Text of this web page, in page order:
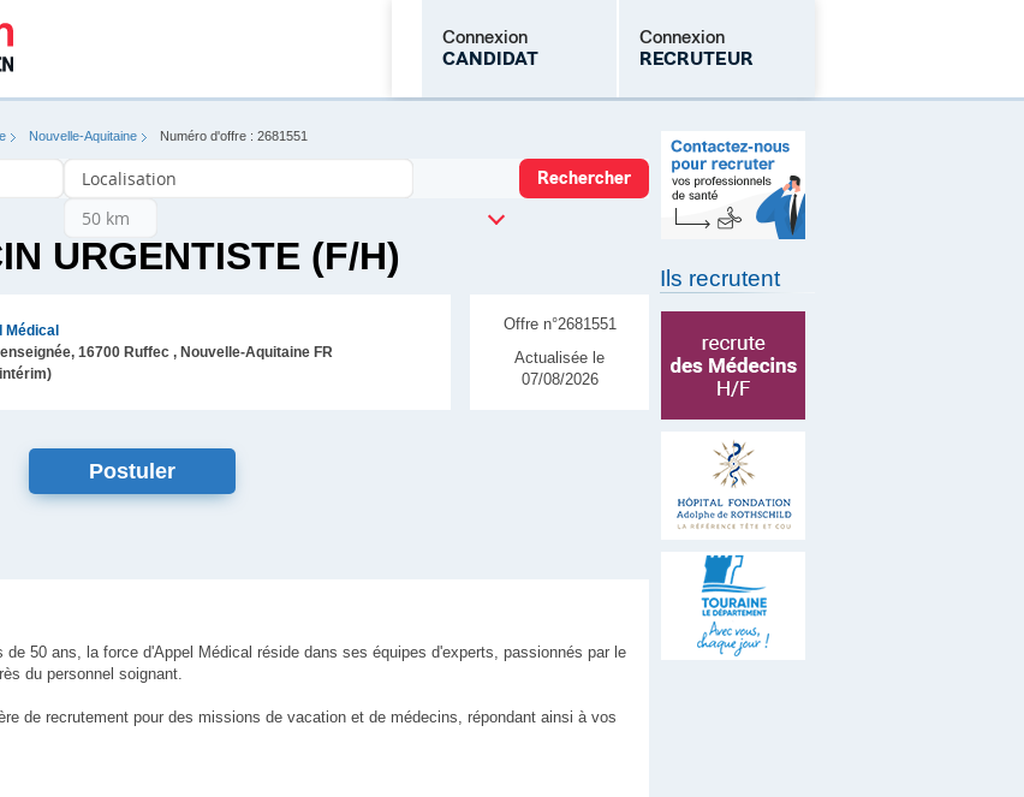
Connexion
CANDIDAT
Connexion
RECRUTEUR
Mot de passe oublié
Nouvelle-Aquitaine Numéro d'offre : 2681551
URGENTISTE (F/H)
Médical
16700 Ruffec , Nouvelle-Aquitaine FR
Offre n°2681551
Actualisée le
07/08/2026
50 ans, la force d'Appel Médical réside dans ses équipes d'experts, passionnés par le
du personnel soignant.
de recrutement pour des missions de vacation et de médecins, répondant ainsi à vos
Ils recrutent